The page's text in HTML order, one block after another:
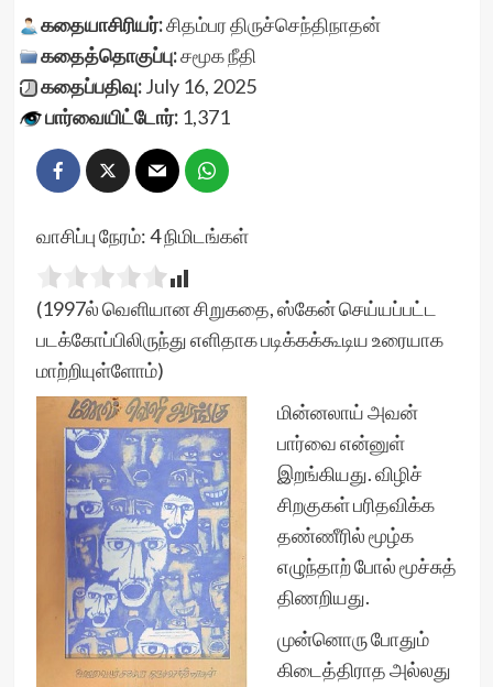
கதையாசிரியர்:சிதம்பர திருச்செந்திநாதன்
கதைத்தொகுப்பு:சமூக நீதி
கதைப்பதிவு:July 16, 2025
பார்வையிட்டோர்:1,371
வாசிப்பு நேரம்:4நிமிடங்கள்
(1997ல் வெளியான சிறுகதை, ஸ்கேன் செய்யப்பட்ட
படக்கோப்பிலிருந்து எளிதாக படிக்கக்கூடிய உரையாக
மாற்றியுள்ளோம்)
மின்னலாய் அவன்
பார்வை என்னுள்
இறங்கியது. விழிச்
சிறகுகள் பரிதவிக்க
தண்ணீரில் மூழ்க
எழுந்தாற் போல் மூச்சுத்
திணறியது.
முன்னொரு போதும்
கிடைத்திராத அல்லது